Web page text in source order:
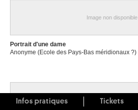
Image non disponible
Portrait d'une dame
Anonyme (Ecole des Pays-Bas méridionaux ?)
Image non disponible
Infos pratiques Tickets